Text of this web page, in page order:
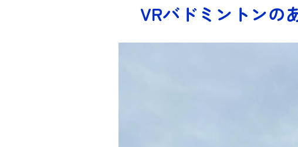
VRバドミントンの